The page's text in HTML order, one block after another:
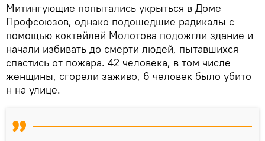
Митингующие попытались укрыться в Доме
Профсоюзов, однако подошедшие радикалы с
помощью коктейлей Молотова подожгли здание и
начали избивать до смерти людей, пытавшихся
спастись от пожара. 42 человека, в том числе
женщины, сгорели заживо, 6 человек было убито
н на улице.